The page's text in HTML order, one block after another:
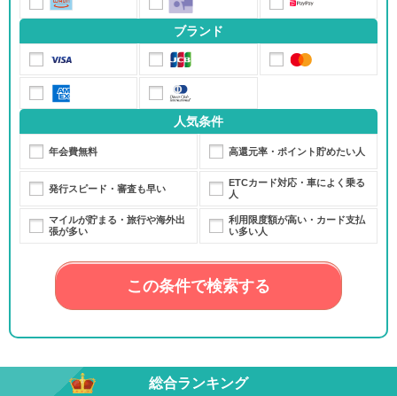
モビットVISA-W
セゾンプラチナ・ビジネス・アメリカン・エキスプレス®・カード
ブランド
人気条件
年会費無料 高還元率・ポイント貯めたい人
発行スピード・審査も早い
ETCカード対応・車によく乗る
人
マイルが貯まる・旅行や海外出
張が多い
利用限度額が高い・カード支払
い多い人
この条件で検索する
総合ランキング